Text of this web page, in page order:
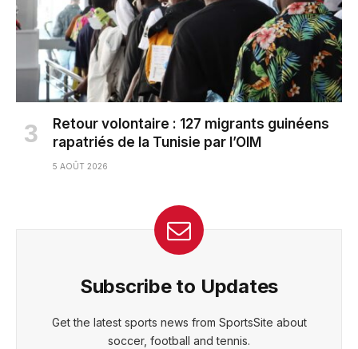
Retour volontaire : 127 migrants guinéens
rapatriés de la Tunisie par l’OIM
5 AOÛT 2026
Subscribe to Updates
Get the latest sports news from SportsSite about
soccer, football and tennis.